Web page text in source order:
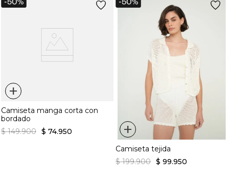
+
Camiseta manga corta con
bordado
$ 149.900 $ 74.950 +
Camiseta tejida
$ 199.900 $ 99.950